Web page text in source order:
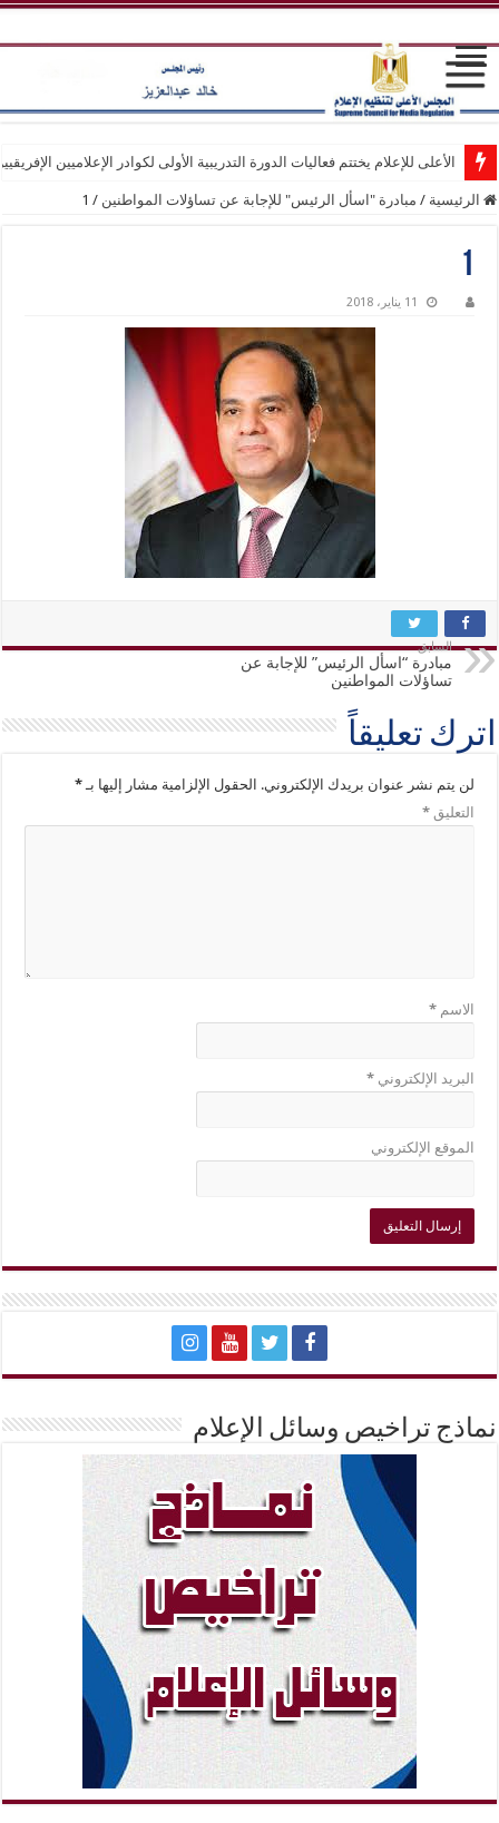
الأعلى للإعلام يختتم فعاليات الدورة التدريبية الأولى لكوادر الإعلاميين
الرئيسية / مبادرة "اسأل الرئيس" للإجابة عن تساؤلات المواطنين /
1
1
11 يناير، 2018
السابق
مبادرة “اسأل الرئيس” للإجابة عن
تساؤلات المواطنين
اترك تعليقاً
لن يتم نشر عنوان بريدك الإلكتروني. الحقول الإلزامية مشار إليها بـ*
التعليق*
الاسم*
البريد الإلكتروني*
الموقع الإلكتروني
نماذج تراخيص وسائل الإعلام